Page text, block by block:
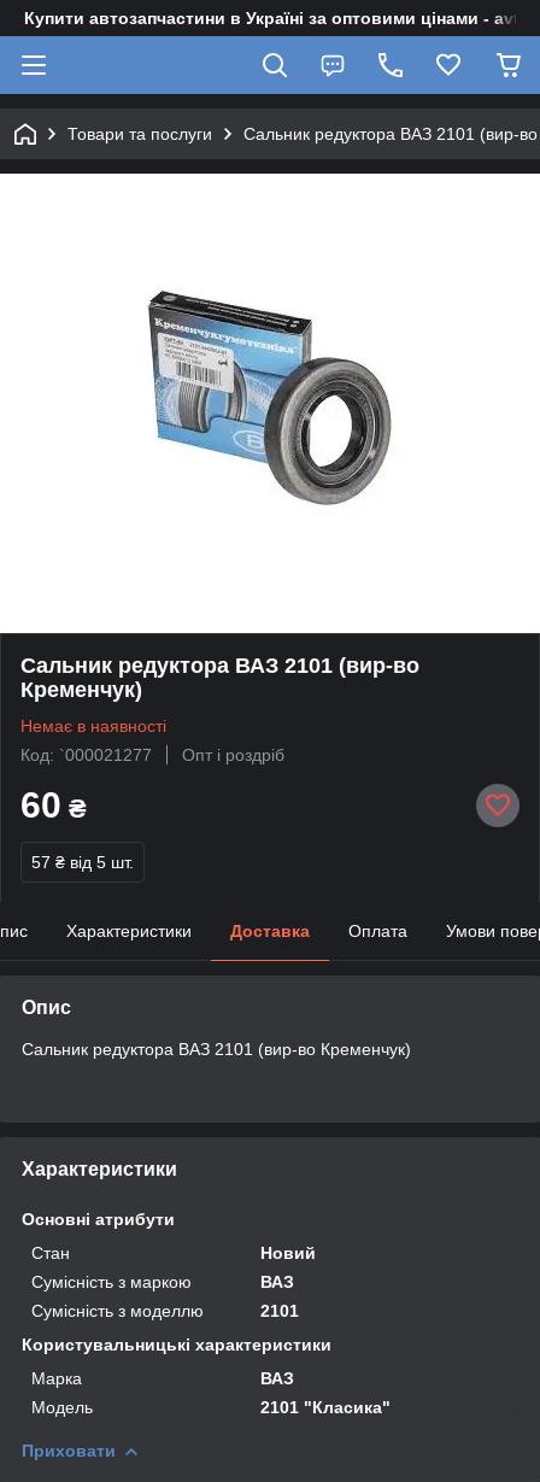
Купити автозапчастини в Україні за оптовими цінами -
Товари та послуги Сальник редуктора ВАЗ 2101 (вир-
Сальник редуктора ВАЗ 2101 (вир-во
Кременчук)
Немає в наявності
Код: `000021277
Опт і роздріб
60 ₴
57 ₴ від 5 шт.
Характеристики Доставка Оплата Умови
Опис
Сальник редуктора ВАЗ 2101 (вир-во Кременчук)
Характеристики
Основні атрибути
Стан
Новий
Сумісність з маркою
ВАЗ
Сумісність з моделлю
2101
Користувальницькі характеристики
Марка
ВАЗ
Мoдель
2101 "Класика"
Приховати